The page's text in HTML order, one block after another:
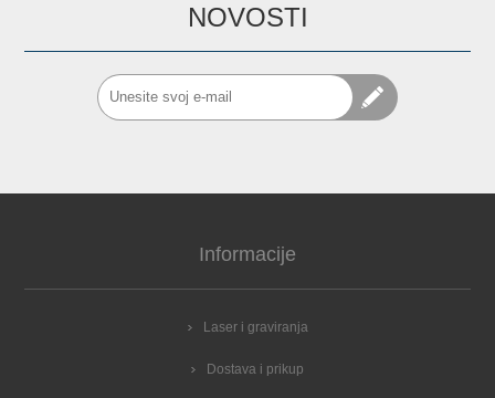
NOVOSTI
Informacije
Laser i graviranja
Dostava i prikup